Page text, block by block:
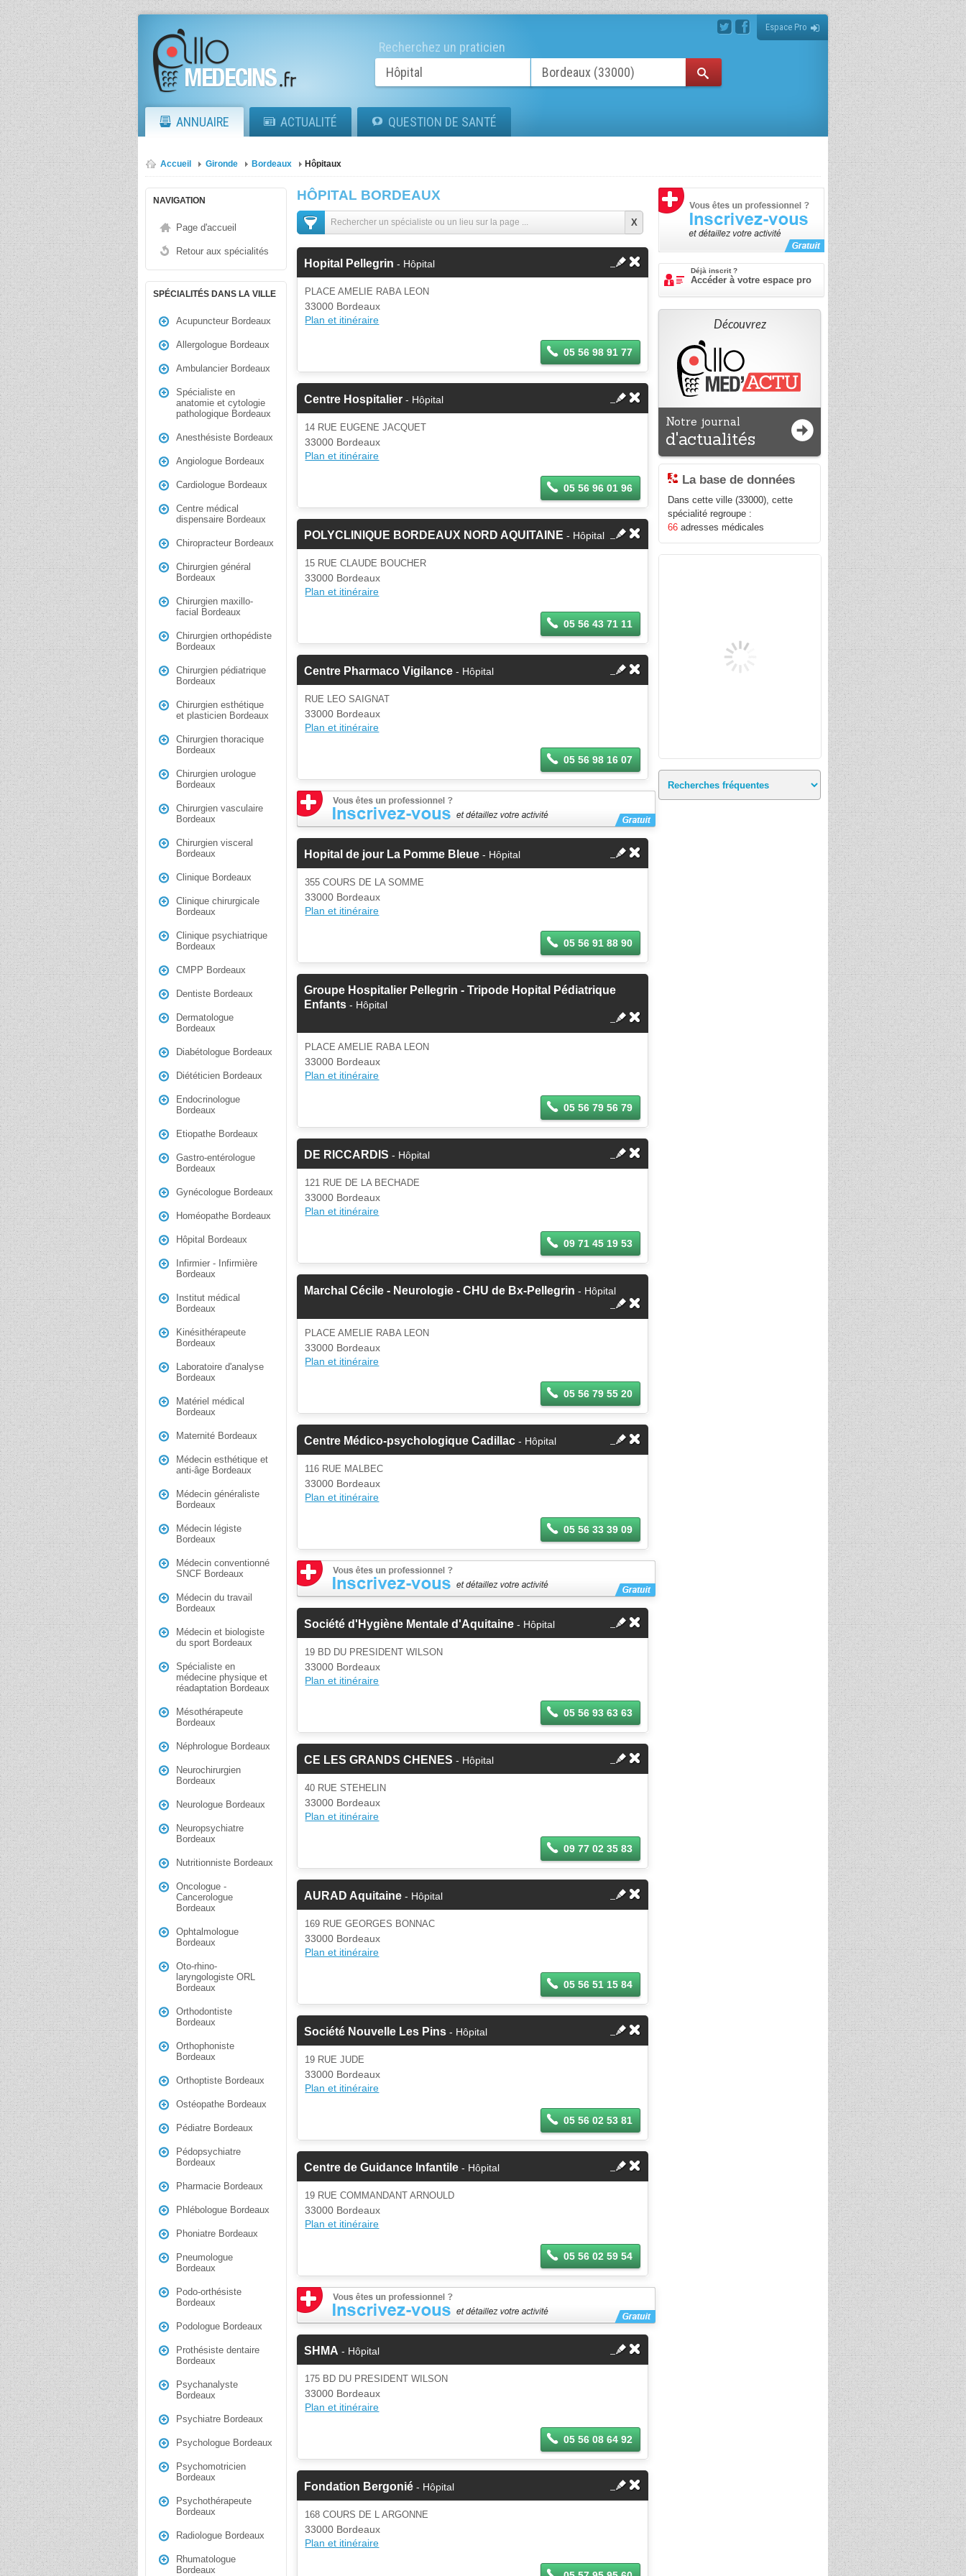
Espace Pro
Recherchez un praticien
ANNUAIRE ACTUALITÉ QUESTION DE SANTÉ
Accueil Gironde Bordeaux Hôpitaux
NAVIGATION
Page d'accueil
Retour aux spécialités
SPÉCIALITÉS DANS LA VILLE
Acupuncteur Bordeaux
Allergologue Bordeaux
Ambulancier Bordeaux
Spécialiste en
anatomie et cytologie
pathologique Bordeaux
Anesthésiste Bordeaux
Angiologue Bordeaux
Cardiologue Bordeaux
Centre médical
dispensaire Bordeaux
Chiropracteur Bordeaux
Chirurgien général
Bordeaux
Chirurgien maxillo-
facial Bordeaux
Chirurgien orthopédiste
Bordeaux
Chirurgien pédiatrique
Bordeaux
Chirurgien esthétique
et plasticien Bordeaux
Chirurgien thoracique
Bordeaux
Chirurgien urologue
Bordeaux
Chirurgien vasculaire
Bordeaux
Chirurgien visceral
Bordeaux
Clinique Bordeaux
Clinique chirurgicale
Bordeaux
Clinique psychiatrique
Bordeaux
CMPP Bordeaux
Dentiste Bordeaux
Dermatologue
Bordeaux
Diabétologue Bordeaux
Diététicien Bordeaux
Endocrinologue
Bordeaux
Etiopathe Bordeaux
Gastro-entérologue
Bordeaux
Gynécologue Bordeaux
Homéopathe Bordeaux
Hôpital Bordeaux
Infirmier - Infirmière
Bordeaux
Institut médical
Bordeaux
Kinésithérapeute
Bordeaux
Laboratoire d'analyse
Bordeaux
Matériel médical
Bordeaux
Maternité Bordeaux
Médecin esthétique et
anti-âge Bordeaux
Médecin généraliste
Bordeaux
Médecin légiste
Bordeaux
Médecin conventionné
SNCF Bordeaux
Médecin du travail
Bordeaux
Médecin et biologiste
du sport Bordeaux
Spécialiste en
médecine physique et
réadaptation Bordeaux
Mésothérapeute
Bordeaux
Néphrologue Bordeaux
Neurochirurgien
Bordeaux
Neurologue Bordeaux
Neuropsychiatre
Bordeaux
Nutritionniste Bordeaux
Oncologue -
Cancerologue
Bordeaux
Ophtalmologue
Bordeaux
Oto-rhino-
laryngologiste ORL
Bordeaux
Orthodontiste
Bordeaux
Orthophoniste
Bordeaux
Orthoptiste Bordeaux
Ostéopathe Bordeaux
Pédiatre Bordeaux
Pédopsychiatre
Bordeaux
Pharmacie Bordeaux
Phlébologue Bordeaux
Phoniatre Bordeaux
Pneumologue
Bordeaux
Podo-orthésiste
Bordeaux
Podologue Bordeaux
Prothésiste dentaire
Bordeaux
Psychanalyste
Bordeaux
Psychiatre Bordeaux
Psychologue Bordeaux
Psychomotricien
Bordeaux
Psychothérapeute
Bordeaux
Radiologue Bordeaux
Rhumatologue
Bordeaux
HÔPITAL BORDEAUX
Hopital Pellegrin - Hôpital
PLACE AMELIE RABA LEON
33000 Bordeaux
Plan et itinéraire
05 56 98 91 77
Centre Hospitalier - Hôpital
14 RUE EUGENE JACQUET
33000 Bordeaux
Plan et itinéraire
05 56 96 01 96
POLYCLINIQUE BORDEAUX NORD AQUITAINE - Hôpital
15 RUE CLAUDE BOUCHER
33000 Bordeaux
Plan et itinéraire
05 56 43 71 11
Centre Pharmaco Vigilance - Hôpital
RUE LEO SAIGNAT
33000 Bordeaux
Plan et itinéraire
05 56 98 16 07
Hopital de jour La Pomme Bleue - Hôpital
355 COURS DE LA SOMME
33000 Bordeaux
Plan et itinéraire
05 56 91 88 90
Groupe Hospitalier Pellegrin - Tripode Hopital Pédiatrique
Enfants - Hôpital
PLACE AMELIE RABA LEON
33000 Bordeaux
Plan et itinéraire
05 56 79 56 79
DE RICCARDIS - Hôpital
121 RUE DE LA BECHADE
33000 Bordeaux
Plan et itinéraire
09 71 45 19 53
Marchal Cécile - Neurologie - CHU de Bx-Pellegrin - Hôpital
PLACE AMELIE RABA LEON
33000 Bordeaux
Plan et itinéraire
05 56 79 55 20
Centre Médico-psychologique Cadillac - Hôpital
116 RUE MALBEC
33000 Bordeaux
Plan et itinéraire
05 56 33 39 09
Société d'Hygiène Mentale d'Aquitaine - Hôpital
19 BD DU PRESIDENT WILSON
33000 Bordeaux
Plan et itinéraire
05 56 93 63 63
CE LES GRANDS CHENES - Hôpital
40 RUE STEHELIN
33000 Bordeaux
Plan et itinéraire
09 77 02 35 83
AURAD Aquitaine - Hôpital
169 RUE GEORGES BONNAC
33000 Bordeaux
Plan et itinéraire
05 56 51 15 84
Société Nouvelle Les Pins - Hôpital
19 RUE JUDE
33000 Bordeaux
Plan et itinéraire
05 56 02 53 81
Centre de Guidance Infantile - Hôpital
19 RUE COMMANDANT ARNOULD
33000 Bordeaux
Plan et itinéraire
05 56 02 59 54
SHMA - Hôpital
175 BD DU PRESIDENT WILSON
33000 Bordeaux
Plan et itinéraire
05 56 08 64 92
Fondation Bergonié - Hôpital
168 COURS DE L ARGONNE
33000 Bordeaux
Plan et itinéraire
Déjà inscrit ?
Accéder à votre espace pro
Découvrez
Notre journal
d'actualités
La base de données
Dans cette ville (33000), cette
spécialité regroupe :
66 adresses médicales